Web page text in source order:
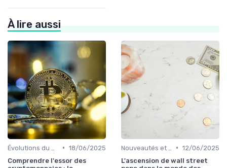
À lire aussi
• 18/06/2025
Comprendre l'essor des
• 12/06/2025
L'ascension de wall street